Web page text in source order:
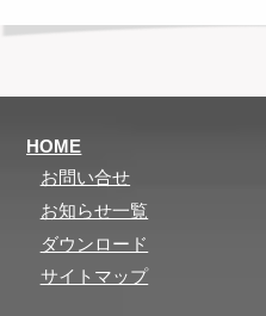
HOME
お問い合せ
お知らせ一覧
ダウンロード
サイトマップ